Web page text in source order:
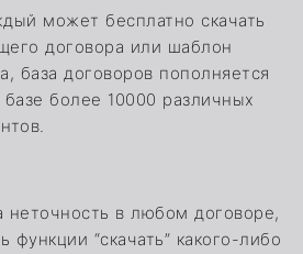
может бесплатно скачать
договора или шаблон
база договоров пополняется
более 10000 различных
неточность в любом договоре,
“скачать” какого-либо